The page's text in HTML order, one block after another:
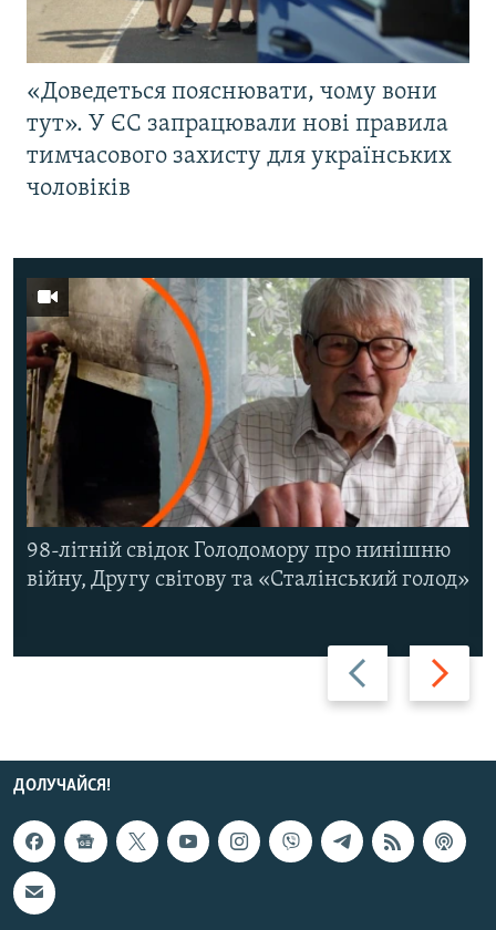
«Доведеться пояснювати, чому вони
тут». У ЄС запрацювали нові правила
тимчасового захисту для українських
чоловіків
Назад Вперед
98-літній свідок Голодомору про нинішню
війну, Другу світову та «Сталінський голод»
ДОЛУЧАЙСЯ!